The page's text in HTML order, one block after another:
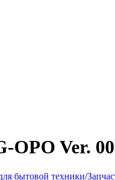
OPO Ver.
бытовой техники/